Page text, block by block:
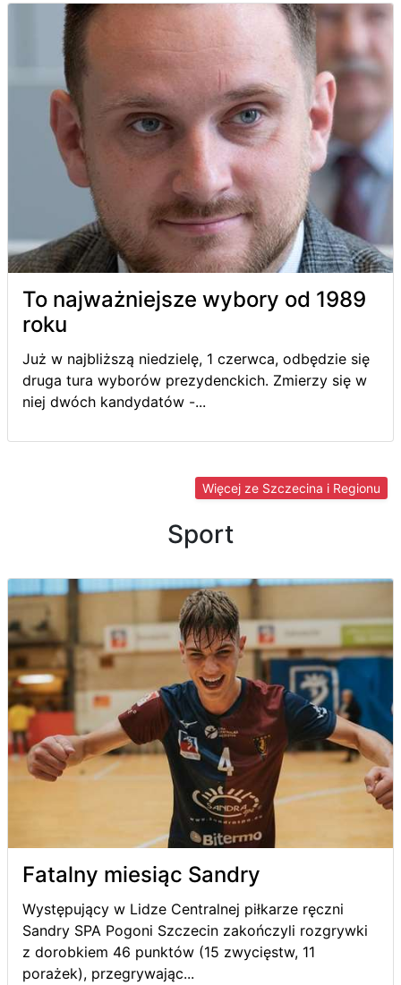
To najważniejsze wybory od 1989
roku
Już w najbliższą niedzielę, 1 czerwca, odbędzie się
druga tura wyborów prezydenckich. Zmierzy się w
niej dwóch kandydatów -...
Więcej ze Szczecina i Regionu
Sport
Fatalny miesiąc Sandry
Występujący w Lidze Centralnej piłkarze ręczni
Sandry SPA Pogoni Szczecin zakończyli rozgrywki
z dorobkiem 46 punktów (15 zwycięstw, 11
porażek), przegrywając...